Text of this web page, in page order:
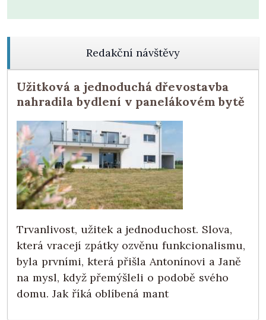
Redakční návštěvy
Užitková a jednoduchá dřevostavba
nahradila bydlení v panelákovém bytě
Trvanlivost, užitek a jednoduchost. Slova,
která vracejí zpátky ozvěnu funkcionalismu,
byla prvními, která přišla Antonínovi a Janě
na mysl, když přemýšleli o podobě svého
domu. Jak říká oblíbená mant